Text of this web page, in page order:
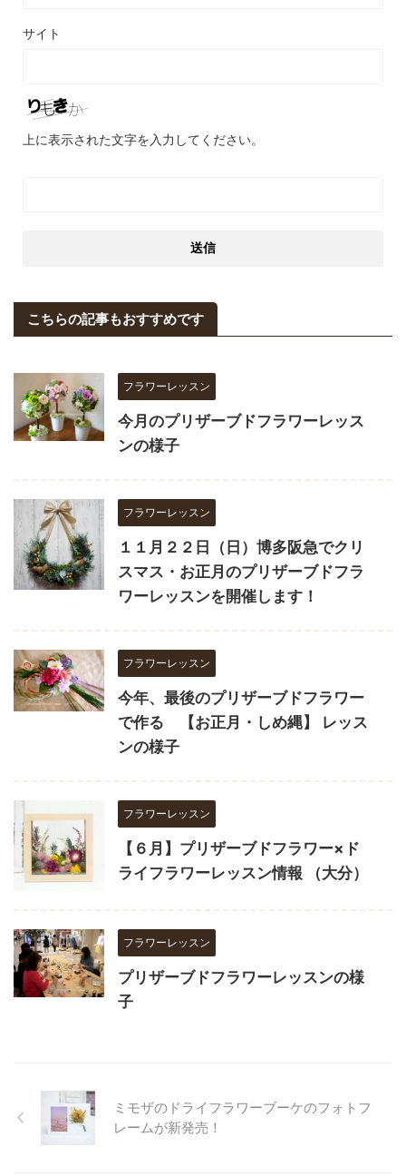
サイト
上に表示された文字を入力してください。
こちらの記事もおすすめです
フラワーレッスン
今月のプリザーブドフラワーレッス
ンの様子
フラワーレッスン
１１月２２日（日）博多阪急でクリ
スマス・お正月のプリザーブドフラ
ワーレッスンを開催します！
フラワーレッスン
今年、最後のプリザーブドフラワー
で作る 【お正月・しめ縄】 レッス
ンの様子
フラワーレッスン
【６月】プリザーブドフラワー×ド
ライフラワーレッスン情報 （大分）
フラワーレッスン
プリザーブドフラワーレッスンの様
子
ミモザのドライフラワーブーケのフォトフ
レームが新発売！